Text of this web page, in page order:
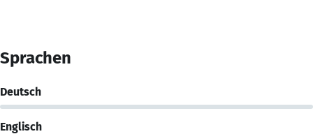
Sprachen
Deutsch
Englisch